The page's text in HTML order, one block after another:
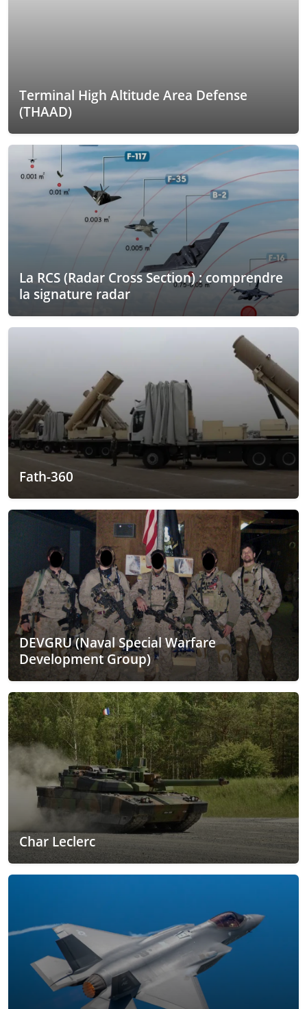
Terminal High Altitude Area Defense
(THAAD)
La RCS (Radar Cross Section) : comprendre
la signature radar
Fath-360
DEVGRU (Naval Special Warfare
Development Group)
Char Leclerc